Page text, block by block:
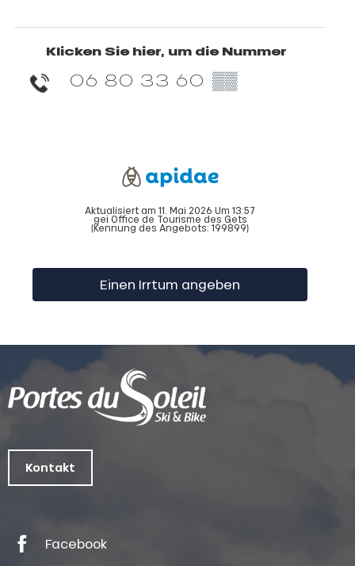
Klicken Sie hier, um die Nummer
06 80 33 60 ▒▒
Aktualisiert am 11. Mai 2026 Um 13:57
gei Office de Tourisme des Gets
(Kennung des Angebots: 199899)
Einen Irrtum angeben
Kontakt
Facebook